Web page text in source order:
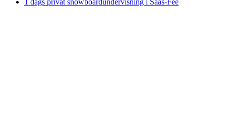
1 dags privat snowboardundervisning i Saas-Fee